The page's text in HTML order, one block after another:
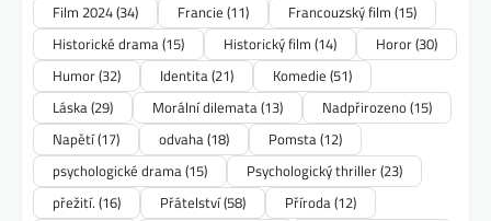
Film 2024(34) Francie (11) Francouzský film (15)
Historické drama(15) Historický film (14) Horor(30)
Humor(32) Identita(21) Komedie (51)
Láska(29) Morální dilemata(13) Nadpřirozeno(15)
Napětí(17) odvaha(18) Pomsta(12)
psychologické drama(15) Psychologický thriller(23)
přežití. (16) Přátelství(58) Příroda(12)